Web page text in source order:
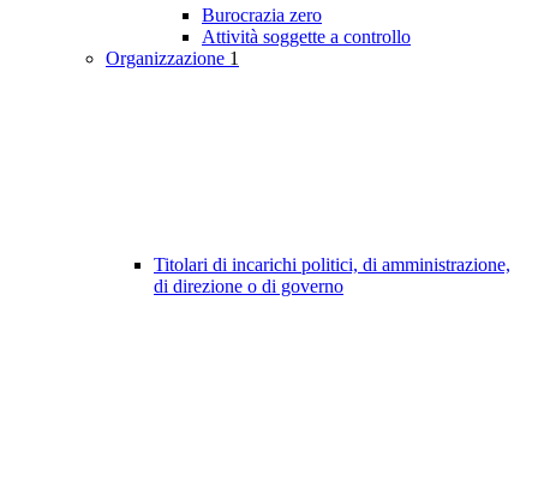
Burocrazia zero
Attività soggette a controllo
Organizzazione 1
Titolari di incarichi politici, di amministrazione,
di direzione o di governo